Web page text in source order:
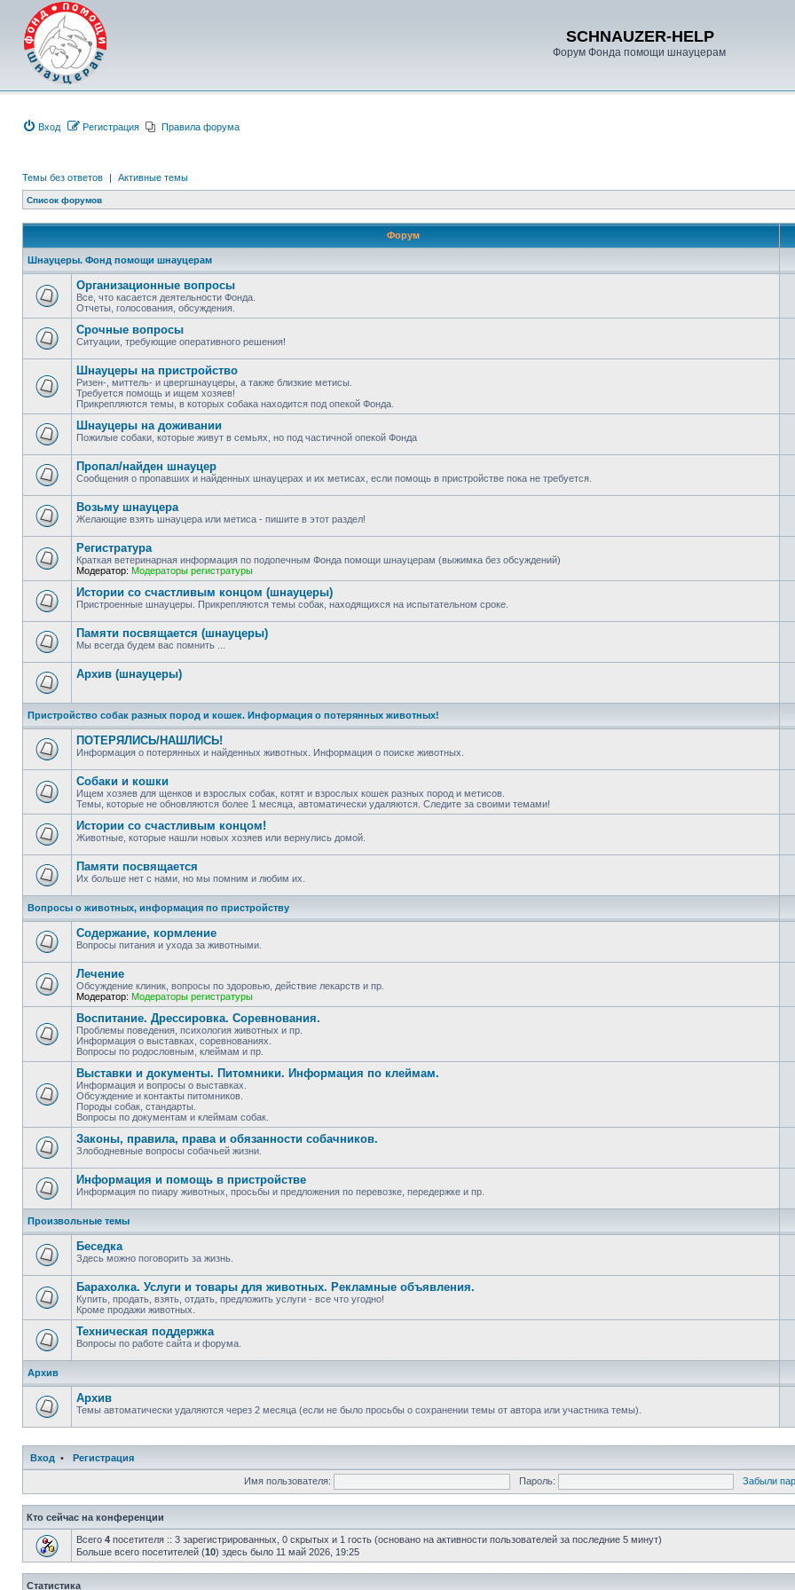
SCHNAUZER-HELP
Форум Фонда помощи шнауцерам
Вход Регистрация Правила форума
Темы без ответов | Активные темы
Список форумов
Форум
Шнауцеры. Фонд помощи шнауцерам
Организационные вопросы
Все, что касается деятельности Фонда.
Отчеты, голосования, обсуждения.
Срочные вопросы
Ситуации, требующие оперативного решения!
Шнауцеры на пристройство
Ризен-, миттель- и цвергшнауцеры, а также близкие метисы.
Требуется помощь и ищем хозяев!
Прикрепляются темы, в которых собака находится под опекой Фонда.
Шнауцеры на доживании
Пожилые собаки, которые живут в семьях, но под частичной опекой Фонда
Пропал/найден шнауцер
Сообщения о пропавших и найденных шнауцерах и их метисах, если помощь в пристройстве пока не требуется.
Возьму шнауцера
Желающие взять шнауцера или метиса - пишите в этот раздел!
Регистратура
Краткая ветеринарная информация по подопечным Фонда помощи шнауцерам (выжимка без обсуждений)
Модератор: Модераторы регистратуры
Истории со счастливым концом (шнауцеры)
Пристроенные шнауцеры. Прикрепляются темы собак, находящихся на испытательном сроке.
Памяти посвящается (шнауцеры)
Мы всегда будем вас помнить ...
Архив (шнауцеры)
Пристройство собак разных пород и кошек. Информация о потерянных животных!
ПОТЕРЯЛИСЬ/НАШЛИСЬ!
Информация о потерянных и найденных животных. Информация о поиске животных.
Собаки и кошки
Ищем хозяев для щенков и взрослых собак, котят и взрослых кошек разных пород и метисов.
Темы, которые не обновляются более 1 месяца, автоматически удаляются. Следите за своими темами!
Истории со счастливым концом!
Животные, которые нашли новых хозяев или вернулись домой.
Памяти посвящается
Их больше нет с нами, но мы помним и любим их.
Вопросы о животных, информация по пристройству
Содержание, кормление
Вопросы питания и ухода за животными.
Лечение
Обсуждение клиник, вопросы по здоровью, действие лекарств и пр.
Модератор: Модераторы регистратуры
Воспитание. Дрессировка. Соревнования.
Проблемы поведения, психология животных и пр.
Информация о выставках, соревнованиях.
Вопросы по родословным, клеймам и пр.
Выставки и документы. Питомники. Информация по клеймам.
Информация и вопросы о выставках.
Обсуждение и контакты питомников.
Породы собак, стандарты.
Вопросы по документам и клеймам собак.
Законы, правила, права и обязанности собачников.
Злободневные вопросы собачьей жизни.
Информация и помощь в пристройстве
Информация по пиару животных, просьбы и предложения по перевозке, передержке и пр.
Произвольные темы
Беседка
Здесь можно поговорить за жизнь.
Барахолка. Услуги и товары для животных. Рекламные объявления.
Купить, продать, взять, отдать, предложить услуги - все что угодно!
Кроме продажи животных.
Техническая поддержка
Вопросы по работе сайта и форума.
Архив
Архив
Темы автоматически удаляются через 2 месяца (если не было просьбы о сохранении темы от автора или участника темы).
Вход • Регистрация
Имя пользователя: Пароль: Забыли
Кто сейчас на конференции
Всего 4 посетителя :: 3 зарегистрированных, 0 скрытых и 1 гость (основано на активности пользователей за последние 5 минут)
Больше всего посетителей (10) здесь было 11 май 2026, 19:25
Статистика